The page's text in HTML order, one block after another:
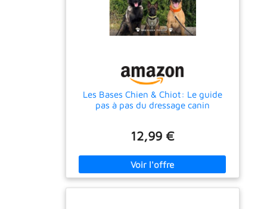
Les Bases Chien & Chiot: Le guide
pas à pas du dressage canin
12,99 €